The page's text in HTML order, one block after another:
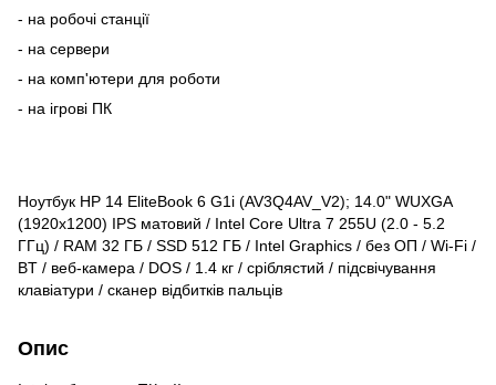
- на робочі станції
- на сервери
- на комп'ютери для роботи
- на ігрові ПК
Ноутбук HP 14 EliteBook 6 G1i (AV3Q4AV_V2); 14.0" WUXGA
(1920x1200) IPS матовий / Intel Core Ultra 7 255U (2.0 - 5.2
ГГц) / RAM 32 ГБ / SSD 512 ГБ / Intel Graphics / без ОП / Wi-Fi /
BT / веб-камера / DOS / 1.4 кг / сріблястий / підсвічування
клавіатури / сканер відбитків пальців
Опис